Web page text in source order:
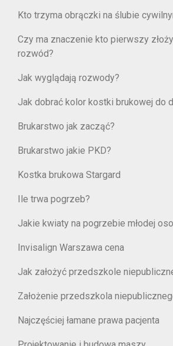
Kto trzyma obrączki na ślubie
Czy ma znaczenie kto pierwszy
rozwód?
Jak wyglądają rozwody?
Jak dobrać kolor kostki brukowej do
Brukarstwo jak zacząć?
Brukarstwo jakie PKD?
Kostka brukowa Stargard
Ile trwa pogrzeb?
Jakie kwiaty na pogrzebie młodej
Invisalign Warszawa cena
Jak założyć przedszkole
Założenie przedszkola
Najczęściej łamane prawa pacjenta